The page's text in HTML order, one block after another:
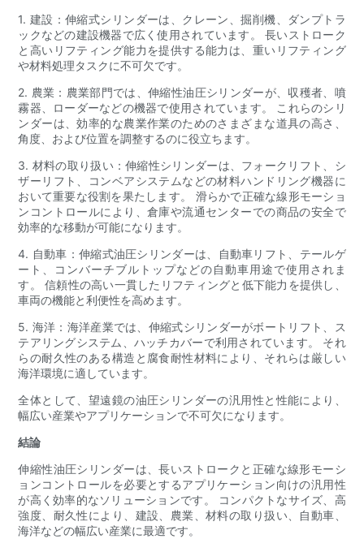
1. 建設：伸縮式シリンダーは、クレーン、掘削機、ダンプトラ
ックなどの建設機器で広く使用されています。 長いストローク
と高いリフティング能力を提供する能力は、重いリフティング
や材料処理タスクに不可欠です。
2. 農業：農業部門では、伸縮性油圧シリンダーが、収穫者、噴
霧器、ローダーなどの機器で使用されています。 これらのシリ
ンダーは、効率的な農業作業のためのさまざまな道具の高さ、
角度、および位置を調整するのに役立ちます。
3. 材料の取り扱い：伸縮性シリンダーは、フォークリフト、シ
ザーリフト、コンベアシステムなどの材料ハンドリング機器に
おいて重要な役割を果たします。 滑らかで正確な線形モーショ
ンコントロールにより、倉庫や流通センターでの商品の安全で
効率的な移動が可能になります。
4. 自動車：伸縮式油圧シリンダーは、自動車リフト、テールゲ
ート、コンバーチブルトップなどの自動車用途で使用されま
す。 信頼性の高い一貫したリフティングと低下能力を提供し、
車両の機能と利便性を高めます。
5. 海洋：海洋産業では、伸縮式シリンダーがボートリフト、ス
テアリングシステム、ハッチカバーで利用されています。 それ
らの耐久性のある構造と腐食耐性材料により、それらは厳しい
海洋環境に適しています。
全体として、望遠鏡の油圧シリンダーの汎用性と性能により、
幅広い産業やアプリケーションで不可欠になります。
結論
伸縮性油圧シリンダーは、長いストロークと正確な線形モーシ
ョンコントロールを必要とするアプリケーション向けの汎用性
が高く効率的なソリューションです。 コンパクトなサイズ、高
強度、耐久性により、建設、農業、材料の取り扱い、自動車、
海洋などの幅広い産業に最適です。